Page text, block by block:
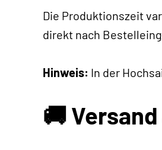
Die Produktionszeit
direkt nach
Hinweis: In der
🚚